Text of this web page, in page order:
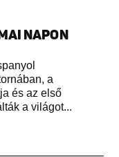
NAPON
a
és az első
a világot...